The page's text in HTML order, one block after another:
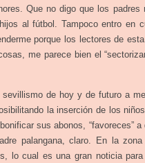
Que no digo que los
al fútbol. Tampoco entro en
porque los lectores de
me parece bien el
de hoy y de futuro a
la inserción de los
sus abonos, “favoreces”
palangana, claro. En la
lo cual es una gran noticia